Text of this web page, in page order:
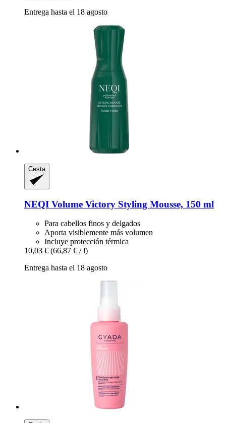
Entrega hasta el 18 agosto
Cesta
NEQI Volume Victory Styling Mousse, 150 ml
Para cabellos finos y delgados
Aporta visiblemente más volumen
Incluye protección térmica
10,03 € (66,87 € / l)
Entrega hasta el 18 agosto